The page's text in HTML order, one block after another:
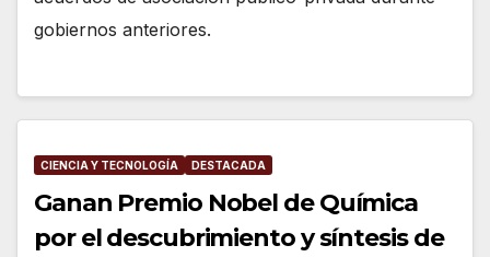
gobiernos anteriores.
CIENCIA Y TECNOLOGÍA DESTACADA
Ganan Premio Nobel de Química
por el descubrimiento y síntesis de